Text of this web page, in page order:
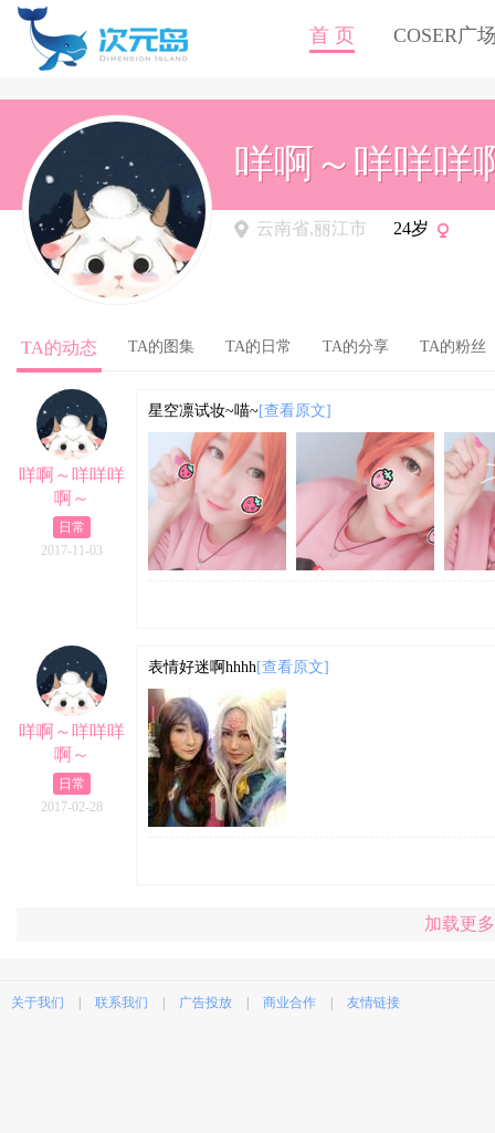
首 页 COSER广
咩啊～咩咩咩
云南省,丽江市 24岁
TA的动态 TA的图集 TA的日常 TA的分享 TA的粉丝
咩啊～咩咩咩
啊～
日常
2017-11-03
星空凛试妆~喵~[查看原文]
咩啊～咩咩咩
啊～
日常
2017-02-28
表情好迷啊hhhh[查看原文]
加载更
关于我们 联系我们 广告投放 商业合作 友情链接